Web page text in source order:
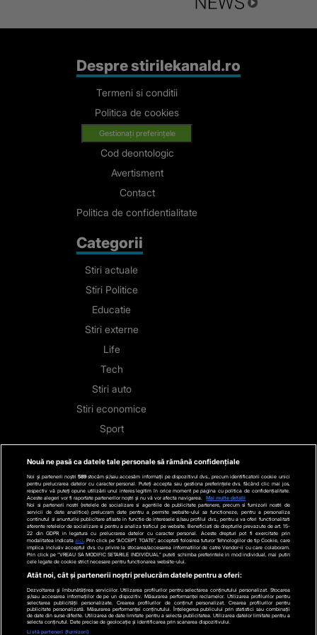
Despre stirilekanald.ro
Termeni si conditii
Politica de cookies
Gestionați preferințele
Cod deontologic
Avertisment
Contact
Politica de confidentialitate
Categorii
Stiri actuale
Stiri Politice
Educatie
Stiri externe
Life
Tech
Stiri auto
Stiri economice
Sport
Contact
Bd. Mărăști 65-67,
Romexpo Intrarea C,
Pavilion T, sector 1
Urmărește-ne pe rețelele sociale:
Nouă ne pasă ca datele tale personale să rămână confidențiale
Noi și partenerii noștri 589stocăm și/sau accesăm informații pe dispozitivul dvs., precum identificatorii cookie unici
pentru prelucrarea datelor cu caracter personal. Puteți accepta sau gestiona preferințele dvs. făcând clic mai jos,
respectiv vă puteți opune utilizării unui interes legitim în orice moment pe pagina cu politica de confidențialitate.
Aceste alegeri vor fi raportate partenerilor noștri și nu vă vor afecta navigarea.
Mai multe detalii
Noi si partenerii nostri (retelele de socializare si agentiile de publicitate partenere, precum si furnizorii nostri de
servicii de date analitice) prelucram date pentru a permite website-ului sa functioneze, pentru a personaliza
continutul si anunturile publicitare afisate in functie de interesele si/sau profilul dvs., pentru a va oferi functionalitati
aferente retelelor de socializare si pentru a analiza traficul pe website. Beneficiati de drepturile prevazute de art. 15-
22 din GDPR in legatura cu prelucrarea datelor cu caracter personal. Aceste drepturi pot fi exercitate prin
modalitatea indicataaici . Prin click pe “ACCEPT TOATE”, acceptati folosirea tuturor Tehnologiilor de tip Cookie, care
implica inclusiv acceptul dvs. cu privire la stocarea/accesarea informatiilor de catre Vendor-ii cu care colaboram.
Prin click pe “VREAU SA MODIFIC SETARILE INDIVIDUAL” puteti schimba preferintele in mod individual, mai putin
cele legate de cookie strict necesare pentru functionarea website-ului.
Atât noi, cât și partenerii noștri prelucrăm datele pentru a oferi:
Dezvoltarea și îmbunătățirea serviciilor. Utilizarea profilurilor pentru selectarea conținutului personalizat. Stocarea
și/sau accesarea informațiilor de pe un dispozitiv. Măsurarea performanței reclamelor. Utilizarea profilurilor pentru
selectarea publicității personalizate. Crearea profilurilor de conținut personalizat. Crearea profilurilor pentru
publicitate personalizată. Măsurarea performanței conținutului. Înțelegerea publicului prin statistici sau combinații
de date din surse diferite. Utilizarea de date limitate pentru a selecta publicitatea. Utilizarea datelor limitate pentru a
selecta conținutul. Date precise de geolocație și identificarea prin scanarea dispozitivului.
Listă parteneri (furnizori)